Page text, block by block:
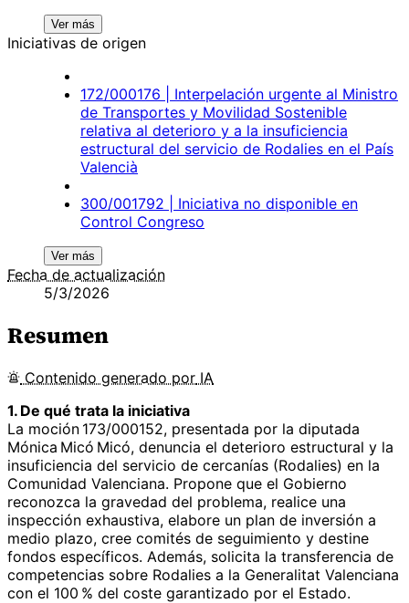
Ver más
Iniciativas de origen
172/000176 | Interpelación urgente al Ministro
de Transportes y Movilidad Sostenible
relativa al deterioro y a la insuficiencia
estructural del servicio de Rodalies en el País
Valencià
300/001792 | Iniciativa no disponible en
Control Congreso
Ver más
Fecha de actualización
5/3/2026
Resumen
Contenido generado por IA
1. De qué trata la iniciativa
La moción 173/000152, presentada por la diputada
Mónica Micó Micó, denuncia el deterioro estructural y la
insuficiencia del servicio de cercanías (Rodalies) en la
Comunidad Valenciana. Propone que el Gobierno
reconozca la gravedad del problema, realice una
inspección exhaustiva, elabore un plan de inversión a
medio plazo, cree comités de seguimiento y destine
fondos específicos. Además, solicita la transferencia de
competencias sobre Rodalies a la Generalitat Valenciana
con el 100 % del coste garantizado por el Estado.